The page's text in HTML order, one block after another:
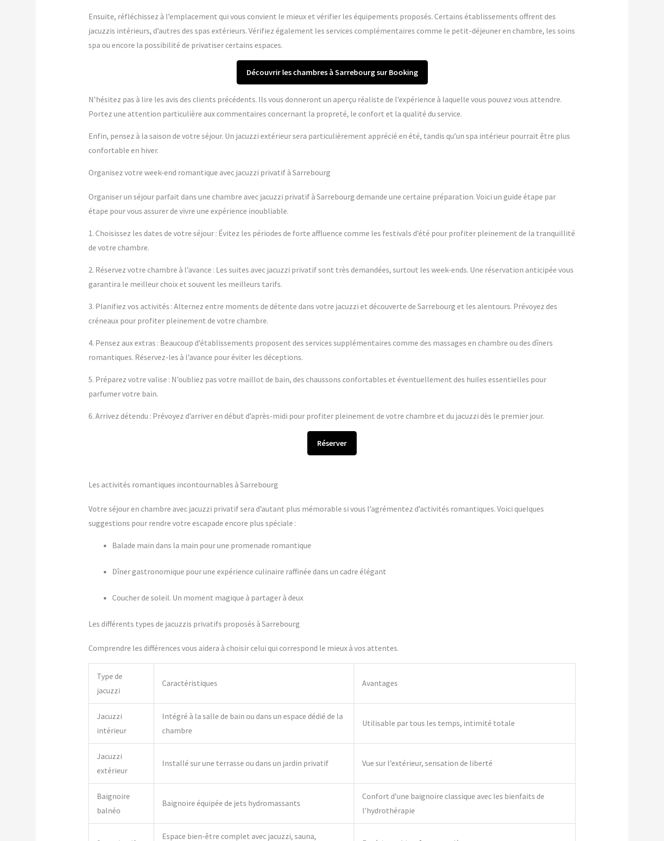
Ensuite, réfléchissez à l’emplacement qui vous convient le mieux et vérifier les équipements proposés. Certains établissements offrent des
jacuzzis intérieurs, d’autres des spas extérieurs. Vérifiez également les services complémentaires comme le petit-déjeuner en chambre, les soins
spa ou encore la possibilité de privatiser certains espaces.
Découvrir les chambres à Sarrebourg sur Booking
N’hésitez pas à lire les avis des clients précédents. Ils vous donneront un aperçu réaliste de l’expérience à laquelle vous pouvez vous attendre.
Portez une attention particulière aux commentaires concernant la propreté, le confort et la qualité du service.
Enfin, pensez à la saison de votre séjour. Un jacuzzi extérieur sera particulièrement apprécié en été, tandis qu’un spa intérieur pourrait être plus
confortable en hiver.
Organisez votre week-end romantique avec jacuzzi privatif à Sarrebourg
Organiser un séjour parfait dans une chambre avec jacuzzi privatif à Sarrebourg demande une certaine préparation. Voici un guide étape par
étape pour vous assurer de vivre une expérience inoubliable.
1. Choisissez les dates de votre séjour : Évitez les périodes de forte affluence comme les festivals d’été pour profiter pleinement de la tranquillité
de votre chambre.
2. Réservez votre chambre à l’avance : Les suites avec jacuzzi privatif sont très demandées, surtout les week-ends. Une réservation anticipée vous
garantira le meilleur choix et souvent les meilleurs tarifs.
3. Planifiez vos activités : Alternez entre moments de détente dans votre jacuzzi et découverte de Sarrebourg et les alentours. Prévoyez des
créneaux pour profiter pleinement de votre chambre.
4. Pensez aux extras : Beaucoup d’établissements proposent des services supplémentaires comme des massages en chambre ou des dîners
romantiques. Réservez-les à l’avance pour éviter les déceptions.
5. Préparez votre valise : N’oubliez pas votre maillot de bain, des chaussons confortables et éventuellement des huiles essentielles pour
parfumer votre bain.
6. Arrivez détendu : Prévoyez d’arriver en début d’après-midi pour profiter pleinement de votre chambre et du jacuzzi dès le premier jour.
Réserver
Les activités romantiques incontournables à Sarrebourg
Votre séjour en chambre avec jacuzzi privatif sera d’autant plus mémorable si vous l’agrémentez d’activités romantiques. Voici quelques
suggestions pour rendre votre escapade encore plus spéciale :
Balade main dans la main pour une promenade romantique
Dîner gastronomique pour une expérience culinaire raffinée dans un cadre élégant
Coucher de soleil. Un moment magique à partager à deux
Les différents types de jacuzzis privatifs proposés à Sarrebourg
Comprendre les différences vous aidera à choisir celui qui correspond le mieux à vos attentes.
Type de
jacuzzi
Caractéristiques Avantages
Jacuzzi
intérieur
Intégré à la salle de bain ou dans un espace dédié de la
chambre
Utilisable par tous les temps, intimité totale
Jacuzzi
extérieur
Installé sur une terrasse ou dans un jardin privatif Vue sur l’extérieur, sensation de liberté
Baignoire
balnéo
Baignoire équipée de jets hydromassants
Confort d’une baignoire classique avec les bienfaits de
l’hydrothérapie
Espace bien-être complet avec jacuzzi, sauna,